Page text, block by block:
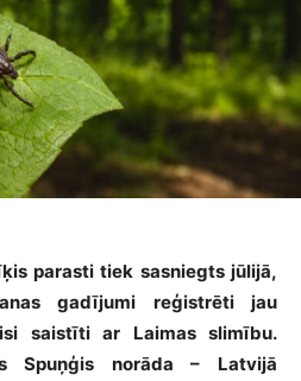
parasti tiek sasniegts jūlijā,
gadījumi reģistrēti jau
saistīti ar Laimas slimību.
Spuņģis norāda – Latvijā